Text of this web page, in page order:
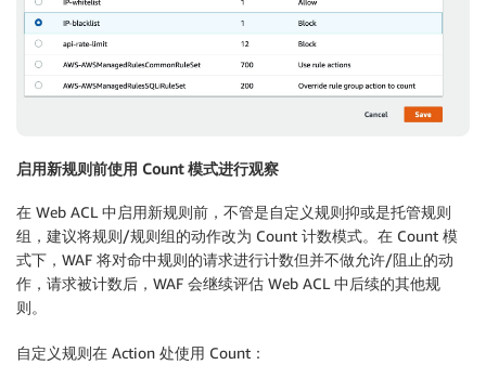
启用新规则前使用 Count 模式进行观察
在 Web ACL 中启用新规则前，不管是自定义规则抑或是托管规则
组，建议将规则/规则组的动作改为 Count 计数模式。在 Count 模
式下，WAF 将对命中规则的请求进行计数但并不做允许/阻止的动
作，请求被计数后，WAF 会继续评估 Web ACL 中后续的其他规
则。
自定义规则在 Action 处使用 Count：